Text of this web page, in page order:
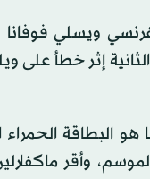
ويسلي
إثر خطأ على
هو البطاقة الحمراء
وأقر